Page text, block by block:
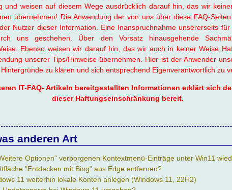
und weisen auf diesem Wege ausdrücklich darauf hin, das wir
übernehmen! Die Anwendung der von uns über diese FAQ-
Nutzer dieser Information. Eine Inanspruchnahme unsererseits
uns geschehen. Über den Vorsatz hinausgehende
Ebenso weisen wir darauf hin, das wir auch in keiner Weise
unserer Tips/Hinweise übernehmen. Hier ist der Anwender
zu klären und sich entsprechend Eigenverantwortlich zu
IT-FAQ- Artikeln bereitgestellten Informationen erklärt sich
dieser Haftungseinschränkung bereit.
anderen Art
Optionen" verborgenen Kontextmenü-Einträge unter Win11
"Entdecken mit Bing" aus Edge entfernen?
11 weiterhin lokale Konten anlegen (Windows 11, 22H2)